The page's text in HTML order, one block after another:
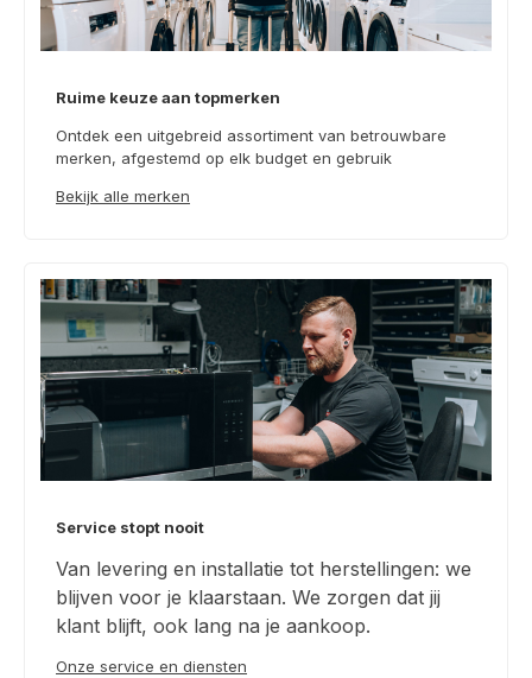
Ruime keuze aan topmerken
Ontdek een uitgebreid assortiment van betrouwbare
merken, afgestemd op elk budget en gebruik
Bekijk alle merken
Service stopt nooit
Van levering en installatie tot herstellingen: we
blijven voor je klaarstaan. We zorgen dat jij
klant blijft, ook lang na je aankoop.
Onze service en diensten